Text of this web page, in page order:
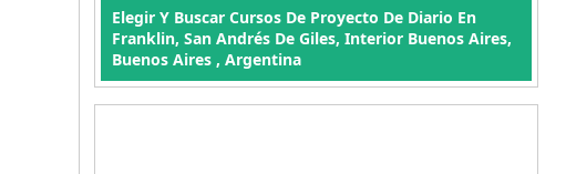
Elegir Y Buscar Cursos De Proyecto De Diario En
Franklin, San Andrés De Giles, Interior Buenos Aires,
Buenos Aires , Argentina